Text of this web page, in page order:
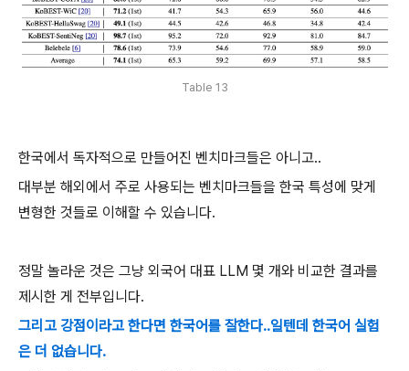
Table 13
한국에서 독자적으로 만들어진 벤치마크들은 아니고..
대부분 해외에서 주로 사용되는 벤치마크들을 한국 특성에 맞게
변형한 것들로 이해할 수 있습니다.
정말 놀라운 것은 그냥 외국어 대표 LLM 몇 개와 비교한 결과를
제시한 게 전부입니다.
그리고 강점이라고 한다면 한국어를 잘한다..일텐데 한국어 실험
은 더 없습니다.